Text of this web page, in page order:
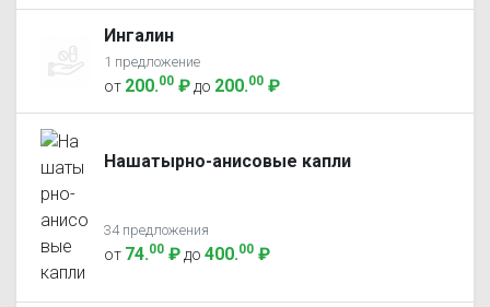
Ингалин
1 предложение
от 200.00 ₽ до 200.00 ₽
Нашатырно-анисовые капли
34 предложения
от 74.00 ₽ до 400.00 ₽